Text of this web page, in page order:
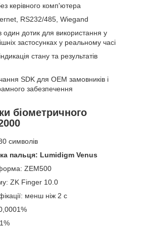
керівного комп'ютера
RS232/485, Wiegand
один дотик для використання у
застосунках у реальному часі
стану та результатів
SDK для OEM замовників і
забезпечення
біометричного
символів
пальця: Lumidigm Venus
ZEM500
ZK Finger 10.0
менш ніж 2 с